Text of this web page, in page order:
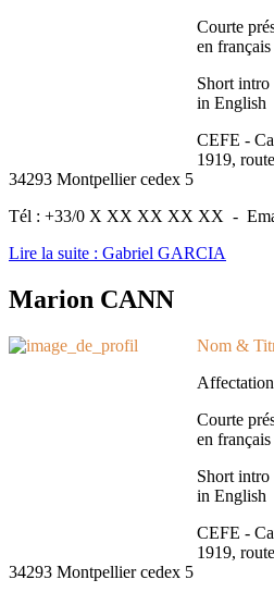
Courte
en français
Short intro
in English
CEFE -
1919,
34293 Montpellier cedex 5
Tél : +33/0 X XX XX XX XX -
Lire la suite : Gabriel GARCIA
Marion CANN
Nom &
Affectation
Courte
en français
Short intro
in English
CEFE -
1919,
34293 Montpellier cedex 5